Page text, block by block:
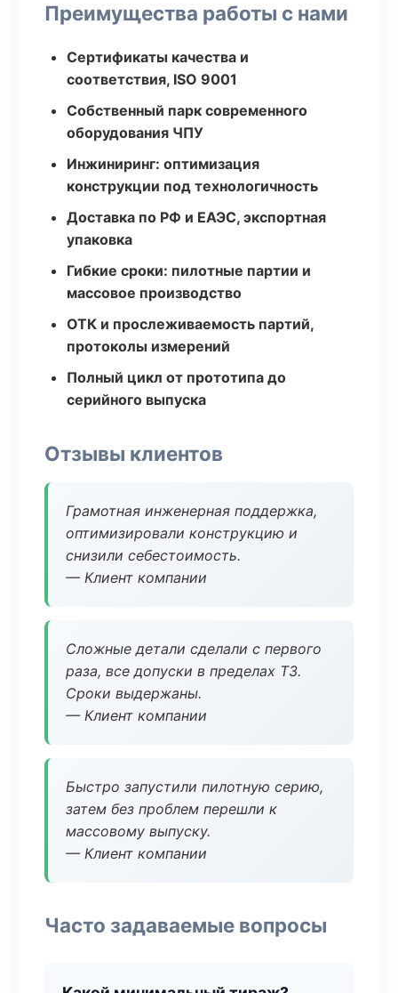
Преимущества работы с нами
Сертификаты качества и
соответствия, ISO 9001
Собственный парк современного
оборудования ЧПУ
Инжиниринг: оптимизация
конструкции под технологичность
Доставка по РФ и ЕАЭС, экспортная
упаковка
Гибкие сроки: пилотные партии и
массовое производство
ОТК и прослеживаемость партий,
протоколы измерений
Полный цикл от прототипа до
серийного выпуска
Отзывы клиентов
Грамотная инженерная поддержка,
оптимизировали конструкцию и
снизили себестоимость.
— Клиент компании
Сложные детали сделали с первого
раза, все допуски в пределах ТЗ.
Сроки выдержаны.
— Клиент компании
Быстро запустили пилотную серию,
затем без проблем перешли к
массовому выпуску.
— Клиент компании
Часто задаваемые вопросы